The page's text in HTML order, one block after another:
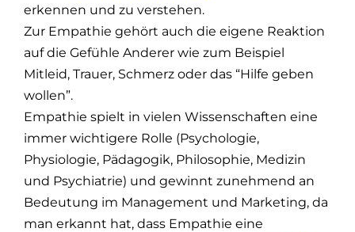
erkennen und zu verstehen.
Zur Empathie gehört auch die eigene Reaktion
auf die Gefühle Anderer wie zum Beispiel
Mitleid, Trauer, Schmerz oder das “Hilfe geben
wollen”.
Empathie spielt in vielen Wissenschaften eine
immer wichtigere Rolle (Psychologie,
Physiologie, Pädagogik, Philosophie, Medizin
und Psychiatrie) und gewinnt zunehmend an
Bedeutung im Management und Marketing, da
man erkannt hat, dass Empathie eine